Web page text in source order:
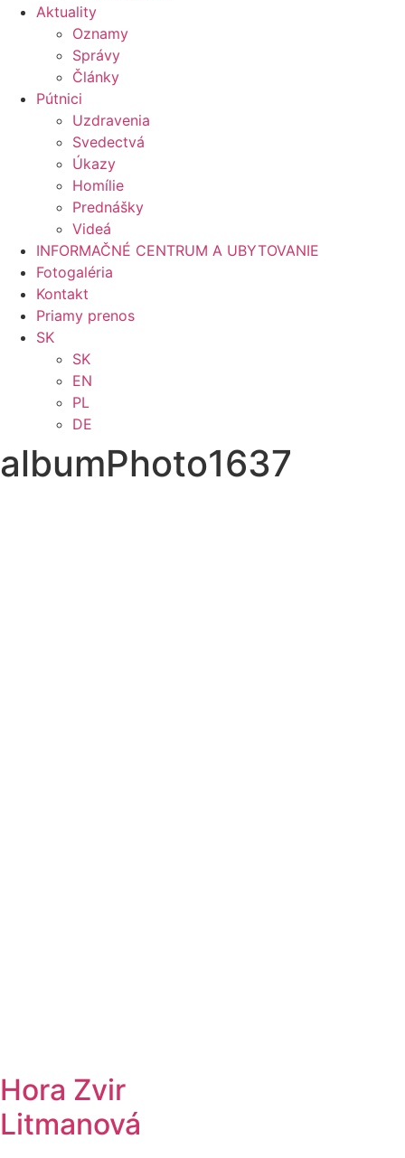
Aktuality
Oznamy
Správy
Články
Pútnici
Uzdravenia
Svedectvá
Úkazy
Homílie
Prednášky
Videá
INFORMAČNÉ CENTRUM A UBYTOVANIE
Fotogaléria
Kontakt
Priamy prenos
SK
SK
EN
PL
DE
albumPhoto1637
Hora Zvir
Litmanová